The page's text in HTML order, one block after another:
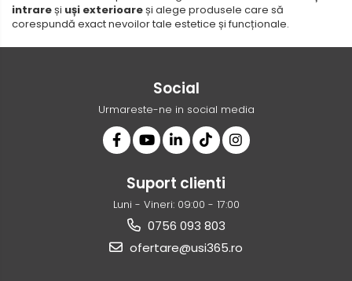
intrareși uși exterioareși alege produsele care să
corespundă exact nevoilor tale estetice și funcționale.
Social
Urmareste-ne in social media
Suport clienti
Luni - Vineri: 09:00 - 17:00
0756 093 803
ofertare@usi365.ro